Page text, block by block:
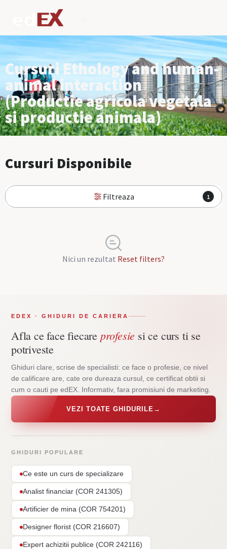
Cursuri Ethology and human-
animal interaction
(Productie agricola vegetala
si productie animala)
Cursuri Disponibile
Filtreaza 1
Nici un rezultat Reset filters?
EDEX · GHIDURI DE CARIERA
Afla ce face fiecare profesie si ce curs ti se
potriveste
Ghiduri clare, scrise de specialisti: ce face o profesie, ce nivel
de calificare are, cate ore dureaza cursul, ce certificat obtii si
cum o cauti pe edEX. Informativ, fara promisiuni de marketing.
VEZI TOATE GHIDURILE →
GHIDURI POPULARE
Ce este un curs de specializare
Analist financiar (COR 241305)
Artificier de mina (COR 754201)
Designer florist (COR 216607)
Expert achizitii publice (COR 242116)